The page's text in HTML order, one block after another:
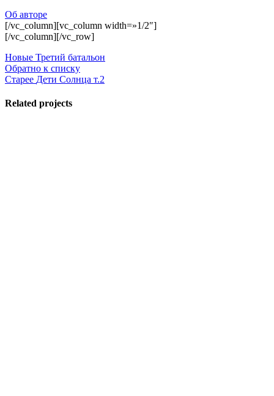
Об авторе
[/vc_column][vc_column width=»1/2″]
[/vc_column][/vc_row]
Новые Третий батальон
Обратно к списку
Старее Дети Солнца т.2
Related projects